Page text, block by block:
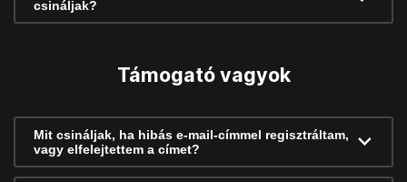
csináljak?
Támogató vagyok
Mit csináljak, ha hibás e-mail-címmel regisztráltam,
vagy elfelejtettem a címet?